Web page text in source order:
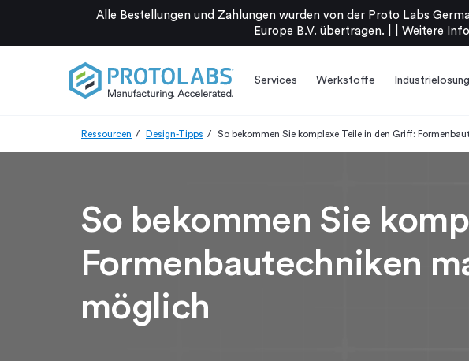
Alle Bestellungen und Zahlungen wurden von der Proto Labs
Europe B.V. übertragen. |
Weitere
Services Werkstoffe
Ressourcen Design-Tipps So bekommen Sie komplexe Teile in den Griff:
So bekommen Sie
Formenbautechniken
möglich